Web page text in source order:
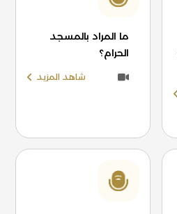
ما المراد بالمسجد
الحرام؟
شاهد المزيد